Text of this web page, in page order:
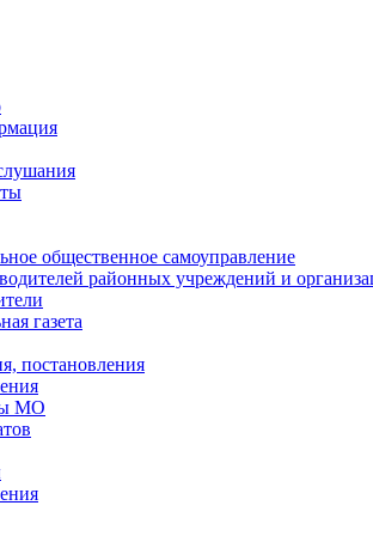
общественное самоуправление
районных учреждений и
газета
постановления
МО